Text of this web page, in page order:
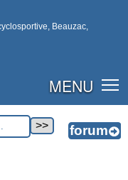
Beauzac,
MENU